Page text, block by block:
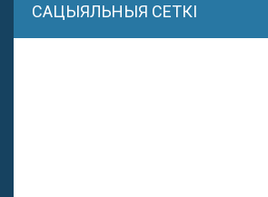
САЦЫЯЛЬНЫЯ СЕТКІ